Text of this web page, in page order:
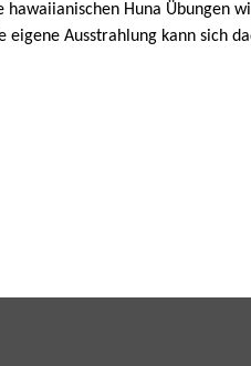
Huna Übungen
Ausstrahlung kann sich